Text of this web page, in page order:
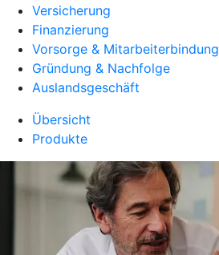
Versicherung
Finanzierung
Vorsorge & Mitarbeiterbindung
Gründung & Nachfolge
Auslandsgeschäft
Übersicht
Produkte